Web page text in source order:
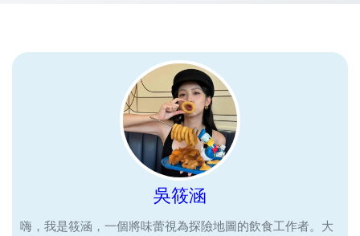
吳筱涵
嗨，我是筱涵，一個將味蕾視為探險地圖的飲食工作者。大